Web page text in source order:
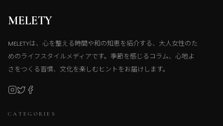
MELETY
MELETYは、心を整える時間や和の知恵を紹介する、大人女性のた
めのライフスタイルメディアです。季節を感じるコラム、心地よ
さをつくる習慣、文化を楽しむヒントをお届けします。
CATEGORIES